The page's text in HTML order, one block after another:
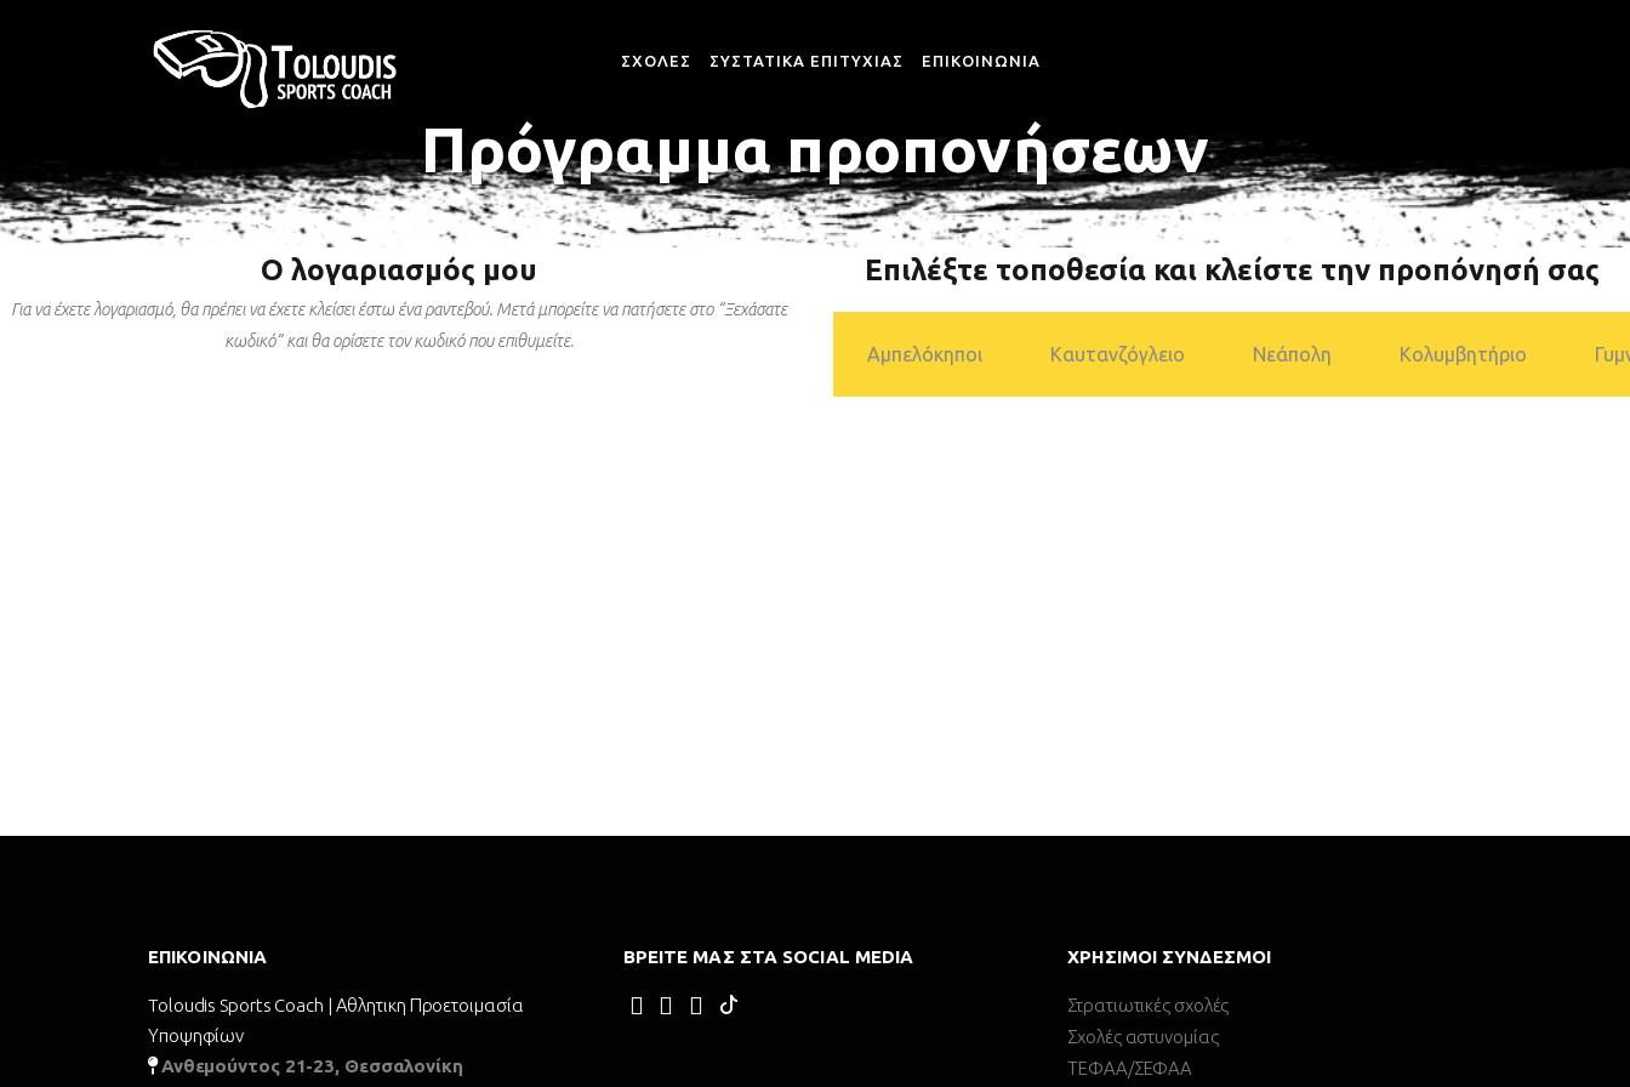
ΣΧΟΛΕΣ
ΣΤΡΑΤΟΣ ΞΗΡΑΣ
ΠΟΛΕΜΙΚΗ ΑΕΡΟΠΟΡΙΑ
ΣΧΟΛΗ ΑΞΙΩΜΑΤΙΚΩΝ
ΣΧΟΛΗ ΑΣΤΥΦΥΛΑΚΩΝ
ΣΧΟΛΗ ΔΟΚΙΜΩΝ ΣΗΜΑΙΟΦΟΡΩΝ
ΣΧΟΛΗ ΛΙΜΕΝΟΦΥΛΑΚΩΝ
ΣΧΟΛΗ ΑΝΘΥΠΟΠΥΡΑΓΩΝ
ΣΧΟΛΗ ΠΥΡΟΣΒΕΣΤΩΝ
ΑΓΩΝΙΣΜΑΤΑ / ΒΑΘΜΟΛΟΓΙΑ
ΑΓΟΡΙΩΝ
ΑΓΩΝΙΣΜΑΤΑ / ΒΑΘΜΟΛΟΓΙΑ
ΚΟΡΙΤΣΙΩΝ
ΣΥΣΤΑΤΙΚΑ ΕΠΙΤΥΧΙΑΣ ΕΠΙΚΟΙΝΩΝΙΑ
Πρόγραμμα προπονήσεων
Ο λογαριασμός μου
Για να έχετε λογαριασμό, θα πρέπει να έχετε κλείσει έστω ένα ραντεβού. Μετά μπορείτε να πατήσετε στο “Ξεχάσατε
κωδικό” και θα ορίσετε τον κωδικό που επιθυμείτε.
Επιλέξτε τοποθεσία και κλείστε την προπόνησή σας
Αμπελόκηποι Καυτανζόγλειο Νεάπολη Κολυμβητήριο
ΕΠΙΚΟΙΝΩΝΊΑ
Toloudis Sports Coach | Αθλητικη Προετοιμασία
Υποψηφίων
Ανθεμούντος 21-23, Θεσσαλονίκη
ΒΡΕΊΤΕ ΜΑΣ ΣΤΑ SOCIAL MEDIA ΧΡΉΣΙΜΟΙ ΣΎΝΔΕΣΜΟΙ
Στρατιωτικές σχολές
Σχολές αστυνομίας
ΤΕΦΑΑ/ΣΕΦΑΑ